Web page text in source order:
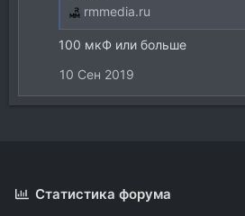
rmmedia.ru
100 мкФ или больше
10 Сен 2019
Статистика форума